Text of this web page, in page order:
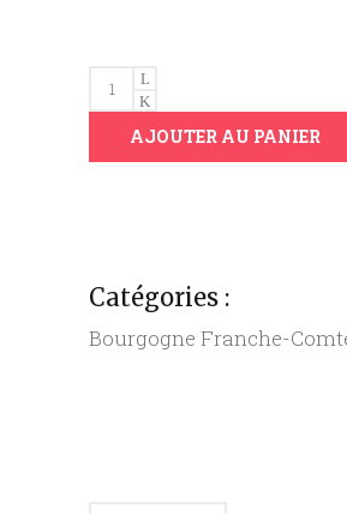
MONT
D'OR
(COUPE
AJOUTER AU PANIER
Catégories :
Bourgogne Franche-